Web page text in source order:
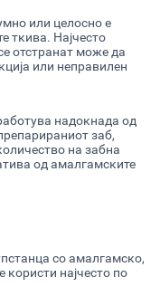
или целосно е
ткива. Најчесто
отстранат може да
или неправилен
надокнада од
заб,
на забна
од амалгамските
со амалгамско,
најчесто по